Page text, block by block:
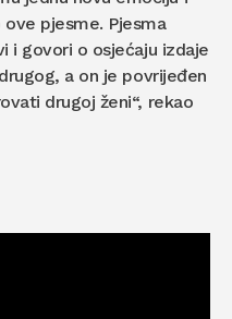
pjesme. Pjesma
i govori o osjećaju izdaje
a on je povrijeđen
drugoj ženi“, rekao